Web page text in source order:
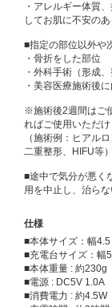
・アレルギー体質
してお肌に不安のあ
■指定の部位以外や
・骨折をした部位
・外科手術（形成
・美容医療施術後
※施術後2週間はご
ればご使用いただけ
（施術例：ヒアル
二重整形、HIFU等）
■途中で気分が悪く
用を中止し、治ら
仕様
■本体サイズ：幅
■充電台サイズ：幅
■本体重量 : 約230g
■電源 : DC5V 1.0A
■消費電力 : 約4.5W